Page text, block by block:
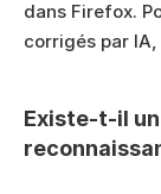
dans Firefox.
corrigés par
Existe-t-il